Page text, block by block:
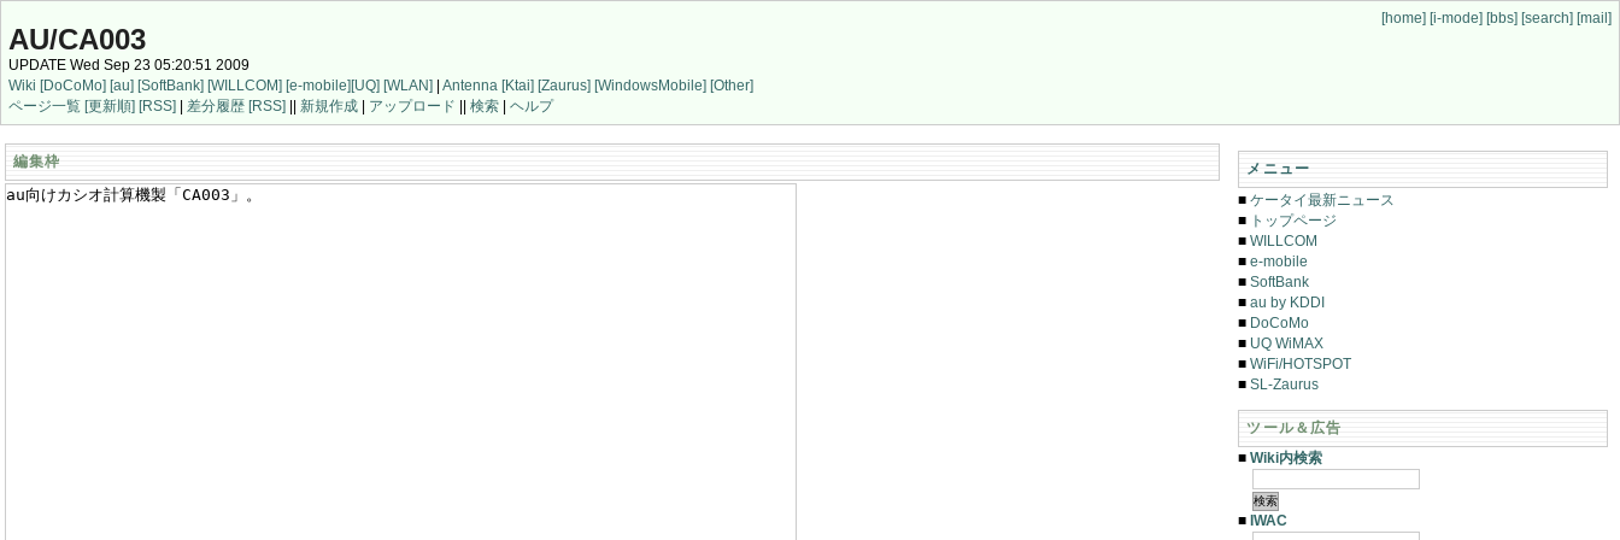
[home] [i-mode] [bbs] [search] [mail]
AU/CA003
UPDATE Wed Sep 23 05:20:51 2009
Wiki [DoCoMo] [au] [SoftBank] [WILLCOM] [e-mobile][UQ] [WLAN] | Antenna [Ktai] [Zaurus] [WindowsMobile] [Other]
ページ一覧 [更新順] [RSS] | 差分履歴 [RSS] || 新規作成 | アップロード || 検索 | ヘルプ
編集枠
メニュー
■ケータイ最新ニュース
■ トップページ
■WILLCOM
■e-mobile
■SoftBank
■au by KDDI
■ DoCoMo
■ UQ WiMAX
■WiFi/HOTSPOT
■SL-Zaurus
ツール＆広告
■Wiki内検索
■IWAC